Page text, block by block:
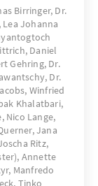
und
welche
verbunden
Birringer, Dr.
Lea Johanna
Daniel
Gehring, Dr.
Dr.
Winfried
Khalatbari,
Nico Lange,
Jana
Ritz,
Annette
Manfredo
Tinko